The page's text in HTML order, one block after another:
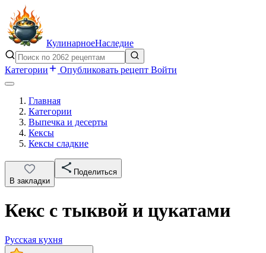
КулинарноеНаследие
Категории Опубликовать рецепт Войти
Главная
Категории
Выпечка и десерты
Кексы
Кексы сладкие
В закладки
Поделиться
Кекс с тыквой и цукатами
Русская кухня